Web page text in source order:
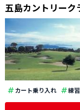
五島カントリーク
カート乗り入れ 練